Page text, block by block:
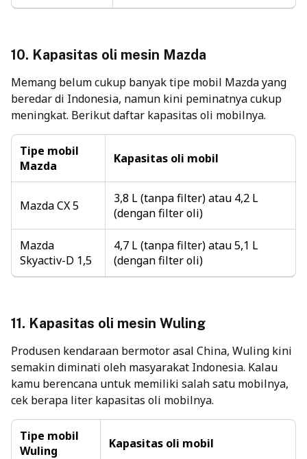
10. Kapasitas oli mesin Mazda
Memang belum cukup banyak tipe mobil Mazda yang
beredar di Indonesia, namun kini peminatnya cukup
meningkat. Berikut daftar kapasitas oli mobilnya.
Tipe mobil
Mazda
Kapasitas oli mobil
Mazda CX 5
3,8 L (tanpa filter) atau 4,2 L
(dengan filter oli)
Mazda
Skyactiv-D 1,5
4,7 L (tanpa filter) atau 5,1 L
(dengan filter oli)
11. Kapasitas oli mesin Wuling
Produsen kendaraan bermotor asal China, Wuling kini
semakin diminati oleh masyarakat Indonesia. Kalau
kamu berencana untuk memiliki salah satu mobilnya,
cek berapa liter kapasitas oli mobilnya.
Tipe mobil
Wuling
Kapasitas oli mobil